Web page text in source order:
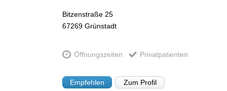
Bitzenstraße 25
67269 Grünstadt
Öffnungszeiten Privatpatienten
Empfehlen Zum Profil